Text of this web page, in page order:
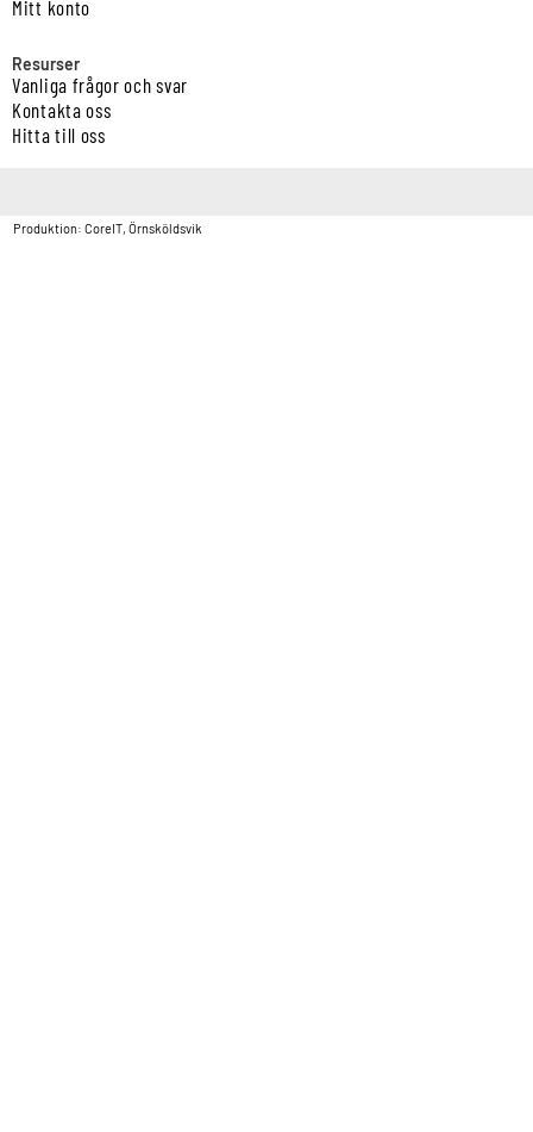
Mitt konto
Resurser
Vanliga frågor och svar
Kontakta oss
Hitta till oss
Produktion: CoreIT, Örnsköldsvik